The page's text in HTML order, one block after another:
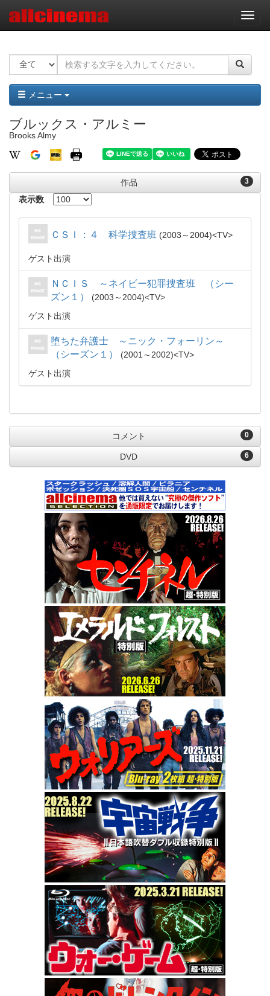
ナ
ビ
ー
ョ
ン
メニュー
ブルックス・アルミー
Brooks Almy
3
作品
表示数
ＣＳＩ：４ 科学捜査班 2003～2004 TV
ゲスト出演
ＮＣＩＳ ～ネイビー犯罪捜査班 （シー
ズン１）
2003～2004
TV
ゲスト出演
堕ちた弁護士 ～ニック・フォーリン～
（シーズン１）
2001～2002
TV
ゲスト出演
0
コメント
6
DVD